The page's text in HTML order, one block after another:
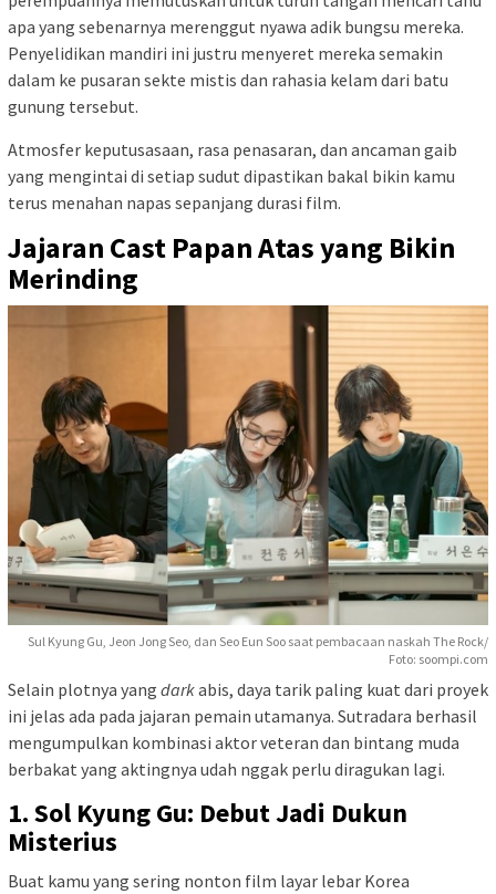
apa yang sebenarnya merenggut nyawa adik bungsu mereka.
Penyelidikan mandiri ini justru menyeret mereka semakin
dalam ke pusaran sekte mistis dan rahasia kelam dari batu
gunung tersebut.
Atmosfer keputusasaan, rasa penasaran, dan ancaman gaib
yang mengintai di setiap sudut dipastikan bakal bikin kamu
terus menahan napas sepanjang durasi film.
Jajaran Cast Papan Atas yang Bikin
Merinding
Sul Kyung Gu, Jeon Jong Seo, dan Seo Eun Soo saat pembacaan naskah The Rock/
Foto: soompi.com
Selain plotnya yang darkabis, daya tarik paling kuat dari proyek
ini jelas ada pada jajaran pemain utamanya. Sutradara berhasil
mengumpulkan kombinasi aktor veteran dan bintang muda
berbakat yang aktingnya udah nggak perlu diragukan lagi.
1. Sol Kyung Gu: Debut Jadi Dukun
Misterius
Buat kamu yang sering nonton film layar lebar Korea